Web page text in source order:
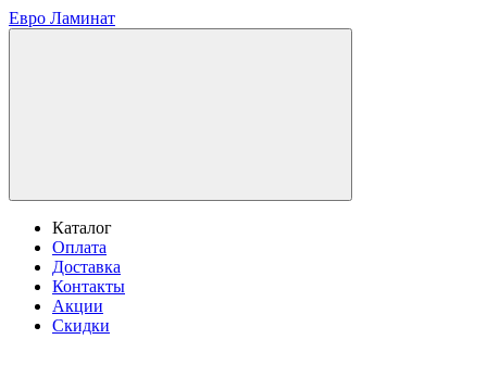
Евро Ламинат
Каталог
Оплата
Доставка
Контакты
Акции
Скидки